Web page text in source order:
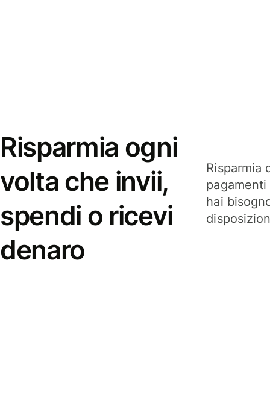
Risparmia ogni
volta che invii,
spendi o ricevi
denaro
Risparmia
hai